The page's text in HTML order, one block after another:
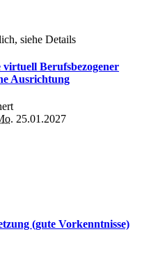
siehe Details
Berufsbezogener
Ausrichtung
25.01.2027
(gute Vorkenntnisse)